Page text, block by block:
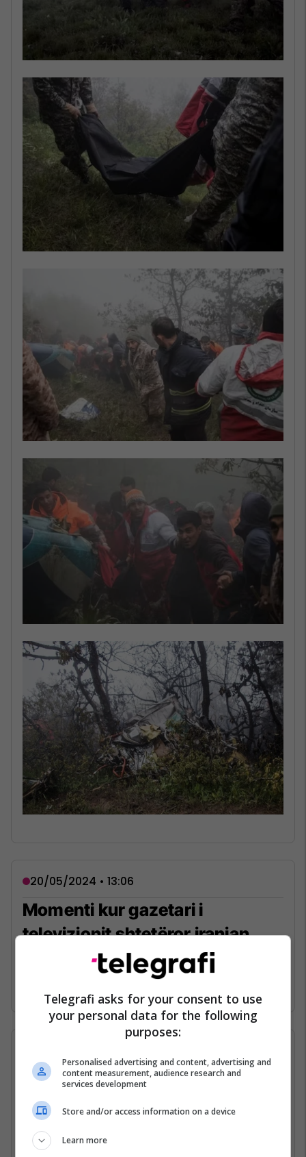
20/05/2024 • 13:06
Momenti kur gazetari i
televizionit shtetëror iranian,
kumton lajmin për vdekjen e
presidentit Ebrahim Raisi
Irani emëron ministrin e
Jashtëm në detyrë
Telegrafi asks for your consent to use
your personal data for the following
purposes:
Personalised advertising and content, advertising and
content measurement, audience research and
services development
Store and/or access information on a device
Learn more